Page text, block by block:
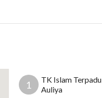
1
TK Islam Terpadu
Auliya